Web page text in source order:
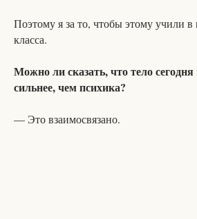
Поэтому я за то, чтобы этому учили в
класса.
Можно ли сказать, что тело
сильнее, чем психика?
— Это взаимосвязано.